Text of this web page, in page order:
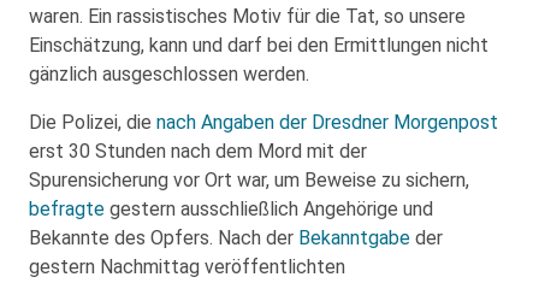
waren. Ein rassistisches Motiv für die Tat, so unsere
Einschätzung, kann und darf bei den Ermittlungen nicht
gänzlich ausgeschlossen werden.
Die Polizei, die nach Angaben der Dresdner Morgenpost
erst 30 Stunden nach dem Mord mit der
Spurensicherung vor Ort war, um Beweise zu sichern,
befragte gestern ausschließlich Angehörige und
Bekannte des Opfers. Nach der Bekanntgabe der
gestern Nachmittag veröffentlichten